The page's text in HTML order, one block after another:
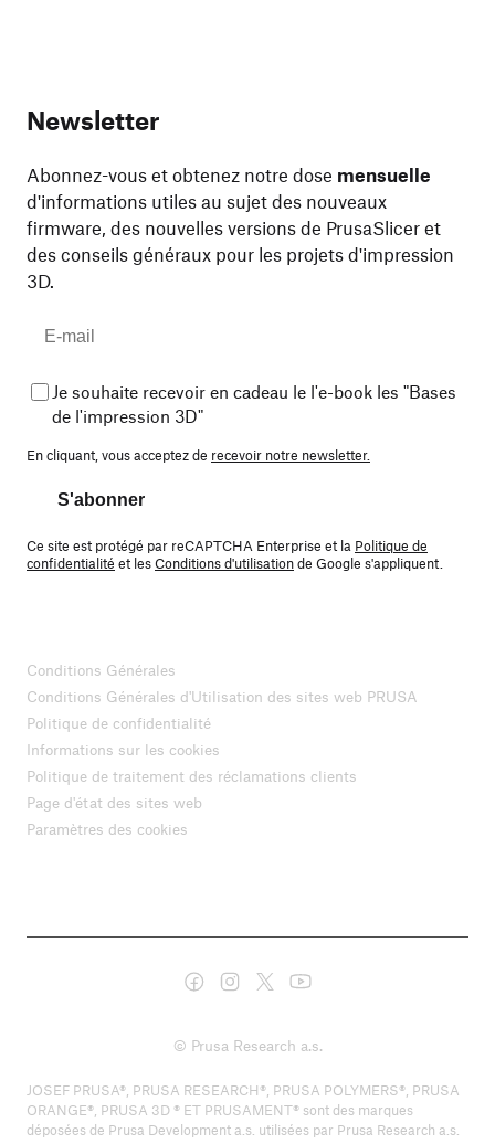
Newsletter
Abonnez-vous et obtenez notre dose mensuelle
d'informations utiles au sujet des nouveaux
firmware, des nouvelles versions de PrusaSlicer et
des conseils généraux pour les projets d'impression
3D.
Je souhaite recevoir en cadeau le l'e-book les "Bases
de l'impression 3D"
En cliquant, vous acceptez de recevoir notre newsletter.
S'abonner
Ce site est protégé par reCAPTCHA Enterprise et la Politique de
confidentialité et lesConditions d'utilisationde Google s'appliquent.
Conditions Générales
Conditions Générales d'Utilisation des sites web PRUSA
Politique de confidentialité
Informations sur les cookies
Politique de traitement des réclamations clients
Page d'état des sites web
Paramètres des cookies
© Prusa Research a.s.
JOSEF PRUSA®, PRUSA RESEARCH®, PRUSA POLYMERS®, PRUSA
ORANGE®, PRUSA 3D ® ET PRUSAMENT® sont des marques
déposées de Prusa Development a.s. utilisées par Prusa Research a.s.